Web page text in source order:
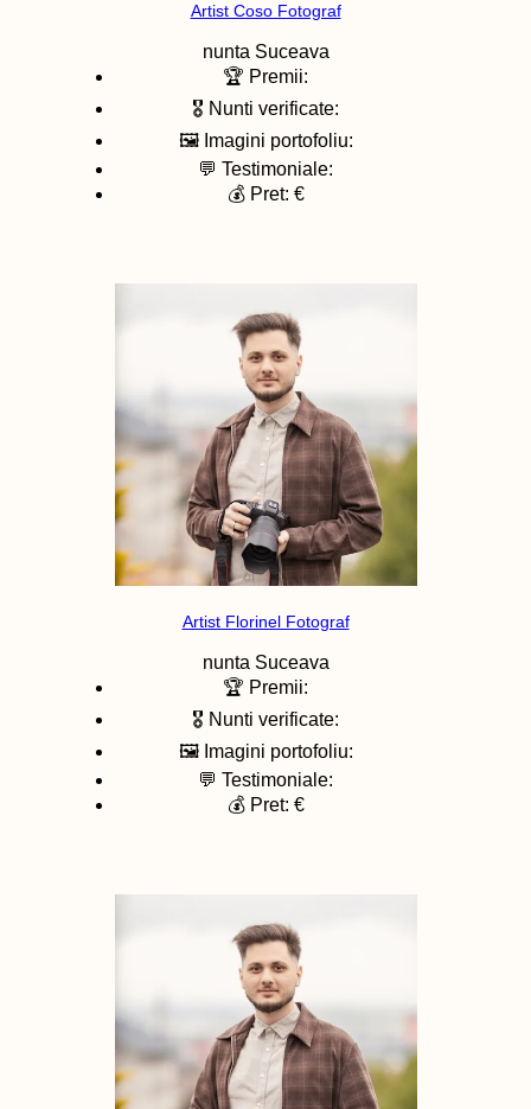
Artist Coso Fotograf
nunta Suceava
🏆 Premii:
🎖️ Nunti verificate:
🖼️ Imagini portofoliu:
💬 Testimoniale:
💰 Pret: €
Artist Florinel Fotograf
nunta Suceava
🏆 Premii:
🎖️ Nunti verificate:
🖼️ Imagini portofoliu:
💬 Testimoniale:
💰 Pret: €